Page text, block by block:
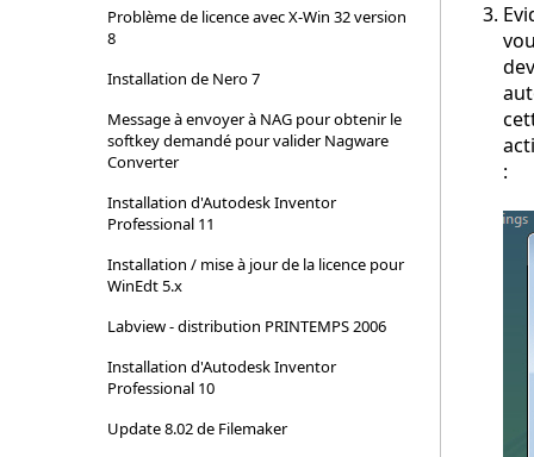
Problème de licence avec X-Win 32 version
8
Installation de Nero 7
Message à envoyer à NAG pour obtenir le
softkey demandé pour valider Nagware
Converter
Installation d'Autodesk Inventor
Professional 11
Installation / mise à jour de la licence pour
WinEdt 5.x
Labview - distribution PRINTEMPS 2006
Installation d'Autodesk Inventor
Professional 10
Update 8.02 de Filemaker
: